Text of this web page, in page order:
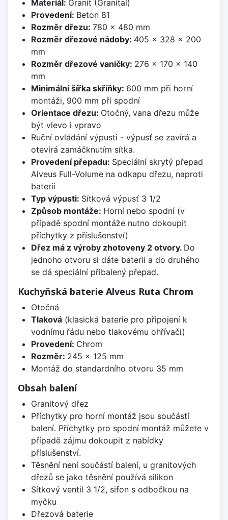
Materiál: Granit (Granital)
Provedení: Beton 81
Rozměr dřezu: 780 x 480 mm
Rozměr dřezové nádoby: 405 x 328 x 200
mm
Rozměr dřezové vaničky: 276 x 170 x 140
mm
Minimální šířka skříňky: 600 mm při horní
montáži, 900 mm při spodní
Orientace dřezu: Otočný, vana dřezu může
být vlevo i vpravo
Ruční ovládání výpusti - výpusť se zavírá a
otevírá zamáčknutím sítka.
Provedení přepadu: Speciální skrytý přepad
Alveus Full-Volume na odkapu dřezu, naproti
baterii
Typ výpusti: Sítková výpusť 3 1/2
Způsob montáže: Horní nebo spodní (v
případě spodní montáže nutno dokoupit
příchytky z příslušenství)
Dřez má z výroby zhotoveny 2 otvory. Do
jednoho otvoru si dáte baterii a do druhého
se dá speciální přibalený přepad.
Kuchyňská baterie Alveus Ruta Chrom
Otočná
Tlaková(klasická baterie pro připojení k
vodnímu řádu nebo tlakovému ohřívači)
Provedení: Chrom
Rozměr: 245 x 125 mm
Montáž do standardního otvoru 35 mm
Obsah balení
Granitový dřez
Příchytky pro horní montáž jsou součástí
balení. Příchytky pro spodní montáž můžete v
případě zájmu dokoupit z nabídky
příslušenství.
Těsnění není součástí balení, u granitových
dřezů se jako těsnění používá silikon
Sítkový ventil 3 1/2, sifon s odbočkou na
myčku
Dřezová baterie